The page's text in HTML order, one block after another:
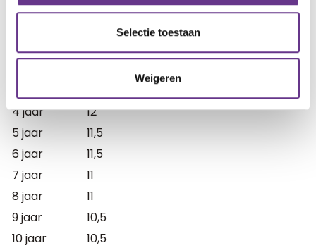
Selectie toestaan
Weigeren
Slaapbehoefte per leeftijd
4 jaar
12
5 jaar
11,5
6 jaar
11,5
7 jaar
11
8 jaar
11
9 jaar
10,5
10 jaar
10,5